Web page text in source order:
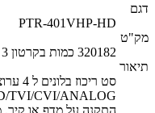
דגם
PTR-401VHP-HD
מק"ט
320182 כמות בקרטון 3 יח'
תיאור
סט